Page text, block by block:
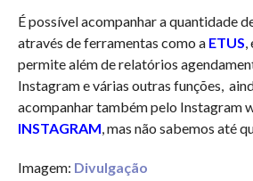
É possível acompanhar a quantidade
através de ferramentas como a ETUS,
permite além de relatórios
Instagram e várias outras funções,
acompanhar também pelo Instagram
INSTAGRAM, mas não sabemos até
Imagem: Divulgação